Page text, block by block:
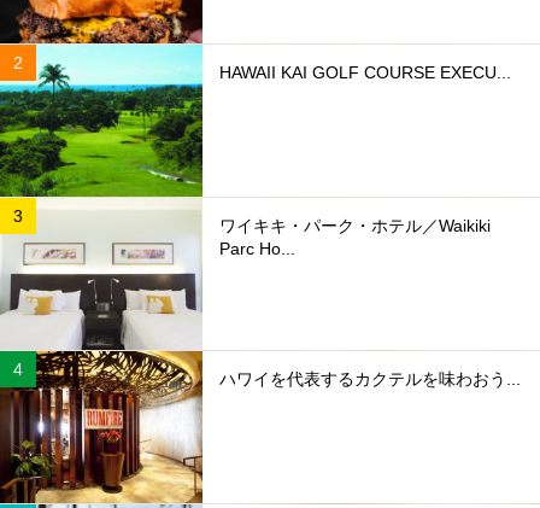
HAWAII KAI GOLF COURSE EXECU...
ワイキキ・パーク・ホテル／Waikiki
Parc Ho...
ハワイを代表するカクテルを味わおう...